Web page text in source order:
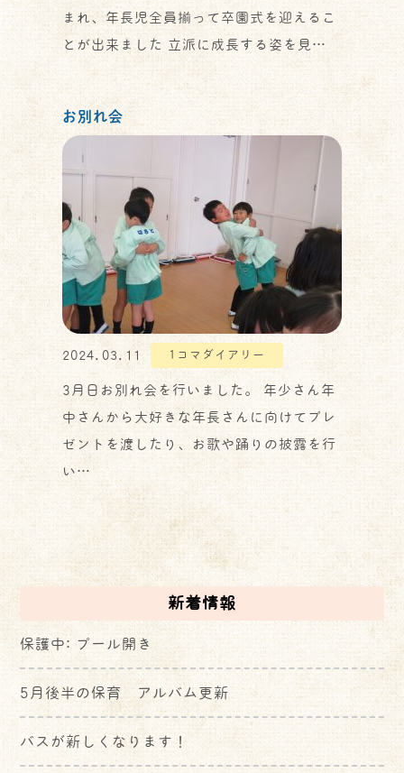
まれ、年長児全員揃って卒園式を迎えるこ
とが出来ました 立派に成長する姿を見…
お別れ会
2024.03.11 1コマダイアリー
3月日お別れ会を行いました。 年少さん年
中さんから大好きな年長さんに向けてプレ
ゼントを渡したり、お歌や踊りの披露を行
い…
新着情報
保護中: プール開き
5月後半の保育 アルバム更新
バスが新しくなります！